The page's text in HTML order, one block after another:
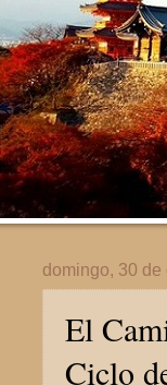
domingo, 30 de
El
Ciclo